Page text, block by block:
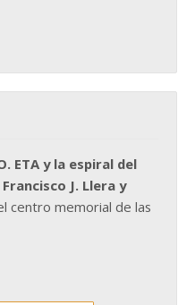
ETA y la espiral del
J. Llera y
centro memorial de las